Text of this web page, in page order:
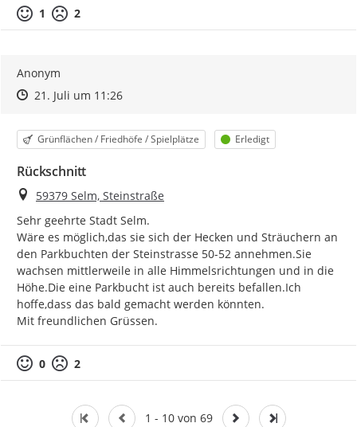
1 2
Anonym
Zeitpunkt des Erstellens
Zeitpunkt des Erstellens
21. Juli um 11:26Zur Äußerung
Kategorie
Grünflächen / Friedhöfe / Spielplätze Status
Erledigt
Rückschnitt
Ort
59379 Selm, Steinstraße
Sehr geehrte Stadt Selm.
Wäre es möglich,das sie sich der Hecken und Sträuchern an
den Parkbuchten der Steinstrasse 50-52 annehmen.Sie
wachsen mittlerweile in alle Himmelsrichtungen und in die
Höhe.Die eine Parkbucht ist auch bereits befallen.Ich
hoffe,dass das bald gemacht werden könnten.
Mit freundlichen Grüssen.
0 2
1 - 10 von 69